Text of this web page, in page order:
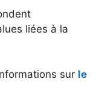
liées à la
sur le